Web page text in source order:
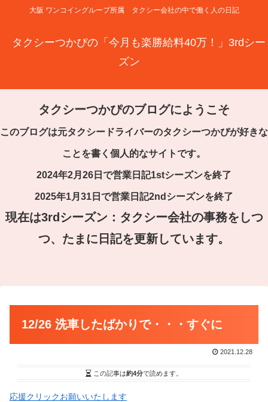
大阪 ワンコイングループ所属 タクシー会社の中で働く人の日記
タクシーつかぴの「今月も楽勝給料40万！」3rdシー
ズン
タクシーつかぴのブログにようこそ
このブログは元タクシードライバーのタクシーつかぴが好きな
ことを書く個人的なサイトです。
2024年2月26日で営業日記1stシーズンを終了
2025年1月31日で営業日記2ndシーズンを終了
現在は3rdシーズン：タクシー会社の事務をしつ
つ、たまに日記を更新しています。
12/26 洗車したばかりで・・・すぐに
2021.12.28
この記事は約4分で読めます。
応援クリックお願いいたします